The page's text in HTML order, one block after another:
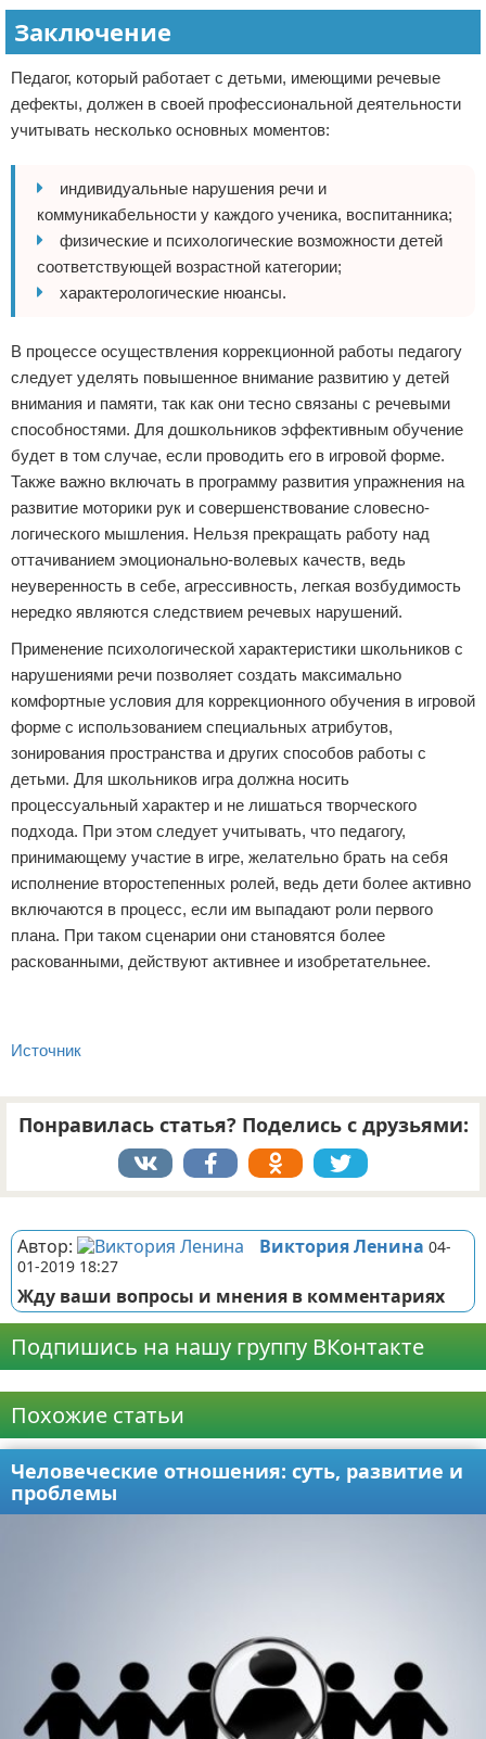
Заключение
Педагог, который работает с детьми, имеющими речевые
дефекты, должен в своей профессиональной деятельности
учитывать несколько основных моментов:
индивидуальные нарушения речи и
коммуникабельности у каждого ученика, воспитанника;
физические и психологические возможности детей
соответствующей возрастной категории;
характерологические нюансы.
В процессе осуществления коррекционной работы педагогу
следует уделять повышенное внимание развитию у детей
внимания и памяти, так как они тесно связаны с речевыми
способностями. Для дошкольников эффективным обучение
будет в том случае, если проводить его в игровой форме.
Также важно включать в программу развития упражнения на
развитие моторики рук и совершенствование словесно-
логического мышления. Нельзя прекращать работу над
оттачиванием эмоционально-волевых качеств, ведь
неуверенность в себе, агрессивность, легкая возбудимость
нередко являются следствием речевых нарушений.
Применение психологической характеристики школьников с
нарушениями речи позволяет создать максимально
комфортные условия для коррекционного обучения в игровой
форме с использованием специальных атрибутов,
зонирования пространства и других способов работы с
детьми. Для школьников игра должна носить
процессуальный характер и не лишаться творческого
подхода. При этом следует учитывать, что педагогу,
принимающему участие в игре, желательно брать на себя
исполнение второстепенных ролей, ведь дети более активно
включаются в процесс, если им выпадают роли первого
плана. При таком сценарии они становятся более
раскованными, действуют активнее и изобретательнее.
Источник
Понравилась статья? Поделись с друзьями:
Автор: Виктория Ленина 04-
01-2019 18:27
Жду ваши вопросы и мнения в комментариях
Подпишись на нашу группу ВКонтакте
Похожие статьи
Человеческие отношения: суть, развитие и
проблемы